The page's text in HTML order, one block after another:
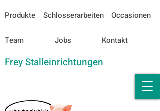
Frey Stalleinrichtungen
Produkte Schlosserarbeiten Occasionen
Team Jobs Kontakt